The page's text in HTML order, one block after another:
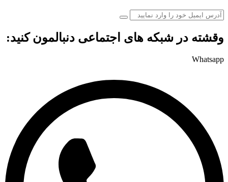
وقشته در شبکه های اجتماعی دنبالمون کنید:
Whatsapp